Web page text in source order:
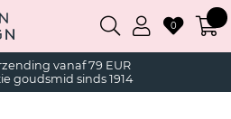
vanaf 79 EUR
goudsmid sinds 1914
0